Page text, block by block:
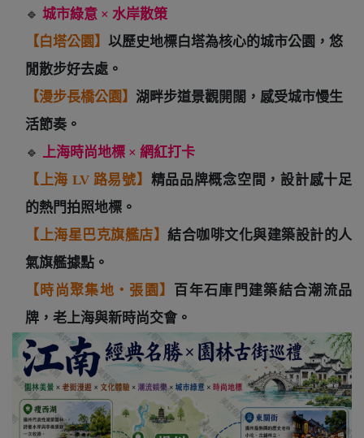
🔹 城市綠意 × 水岸散策
【白塔公園】 以歷史地標白塔為核心的城市公園，悠
閒散步好去處。
【漫步長橋公園】 湖畔步道景觀開闊，感受城市慢生
活節奏。
🔹 上海時尚地標 × 網紅打卡
【上海 LV 路易號】 精品品牌概念空間，設計感十足
的熱門拍照地標。
【上海星巴克旗艦店】 結合咖啡文化與建築設計的人
氣旗艦據點。
【時尚聚集地・張園】 百年石庫門建築結合潮流品
牌，老上海與新時尚交會。